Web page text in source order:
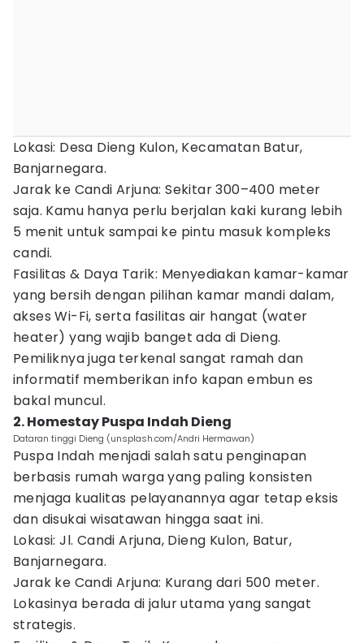
Lokasi: Desa Dieng Kulon, Kecamatan Batur,
Banjarnegara.
Jarak ke Candi Arjuna: Sekitar 300–400 meter
saja. Kamu hanya perlu berjalan kaki kurang lebih
5 menit untuk sampai ke pintu masuk kompleks
candi.
Fasilitas & Daya Tarik: Menyediakan kamar-kamar
yang bersih dengan pilihan kamar mandi dalam,
akses Wi-Fi, serta fasilitas air hangat (water
heater) yang wajib banget ada di Dieng.
Pemiliknya juga terkenal sangat ramah dan
informatif memberikan info kapan embun es
bakal muncul.
2. Homestay Puspa Indah Dieng
Dataran tinggi Dieng (unsplash.com/Andri Hermawan)
Puspa Indah menjadi salah satu penginapan
berbasis rumah warga yang paling konsisten
menjaga kualitas pelayanannya agar tetap eksis
dan disukai wisatawan hingga saat ini.
Lokasi: Jl. Candi Arjuna, Dieng Kulon, Batur,
Banjarnegara.
Jarak ke Candi Arjuna: Kurang dari 500 meter.
Lokasinya berada di jalur utama yang sangat
strategis.